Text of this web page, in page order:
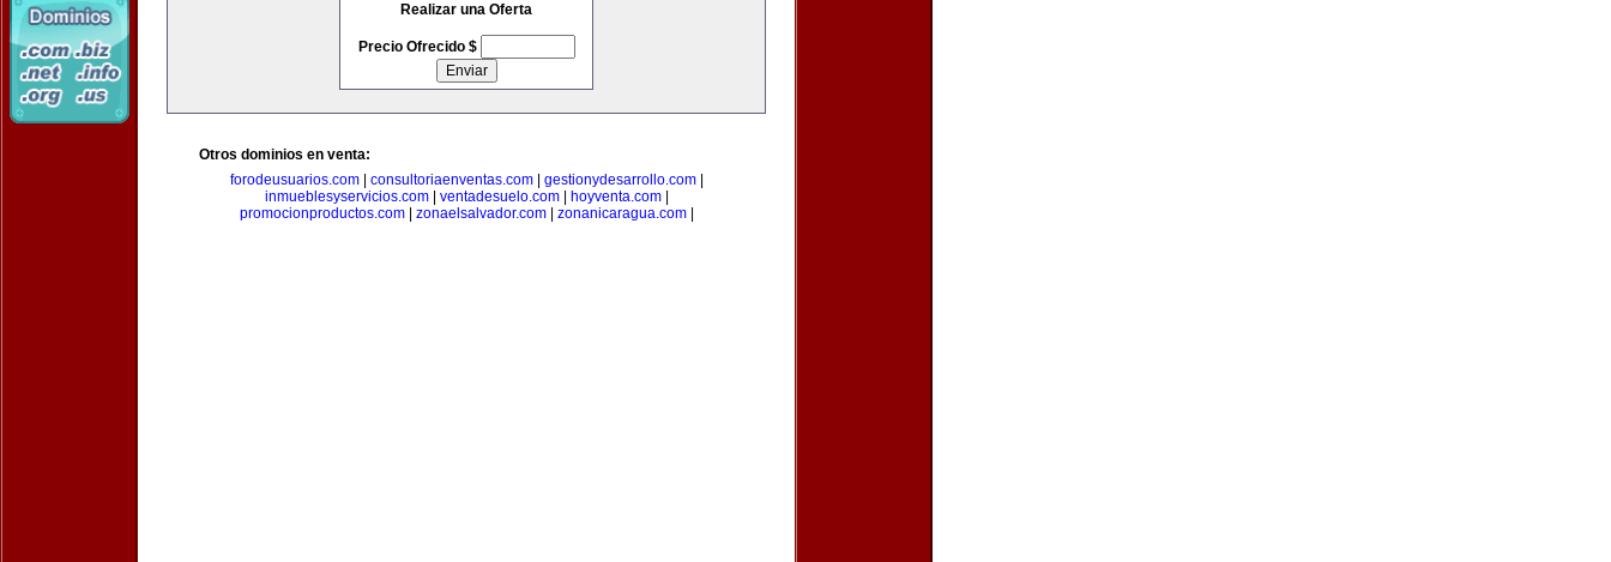
Realizar una Oferta
Precio Ofrecido $
Otros dominios en venta:
forodeusuarios.com| consultoriaenventas.com| gestionydesarrollo.com|
inmueblesyservicios.com| ventadesuelo.com| hoyventa.com|
promocionproductos.com| zonaelsalvador.com| zonanicaragua.com|